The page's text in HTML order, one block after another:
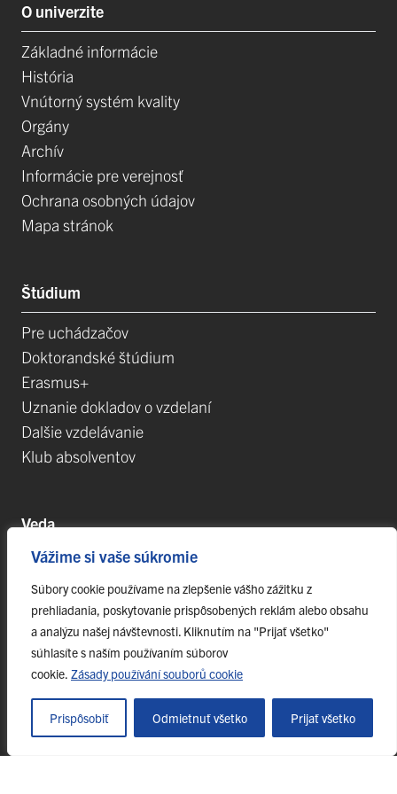
Vážime si vaše súkromie
Súbory cookie používame na zlepšenie vášho zážitku z
prehliadania, poskytovanie prispôsobených reklám alebo obsahu
a analýzu našej návštevnosti. Kliknutím na "Prijať všetko"
súhlasíte s naším používaním súborov
cookie. Zásady používání souborů cookie
Prispôsobiť Odmietnuť všetko Prijať všetko
O univerzite
Základné informácie
História
Vnútorný systém kvality
Orgány
Archív
Informácie pre verejnosť
Ochrana osobných údajov
Mapa stránok
Štúdium
Pre uchádzačov
Doktorandské štúdium
Erasmus+
Uznanie dokladov o vzdelaní
Dalšie vzdelávanie
Klub absolventov
Veda
Postdoktorandské pozíce
Projekty
Špičkové tímy
TIP-UPJŠ
Vedecké parky
Evidencia publikačnej činnosti
Habilitačné a vymenúvacie konania